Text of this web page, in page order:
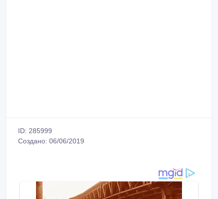
ID: 285999
Создано: 06/06/2019